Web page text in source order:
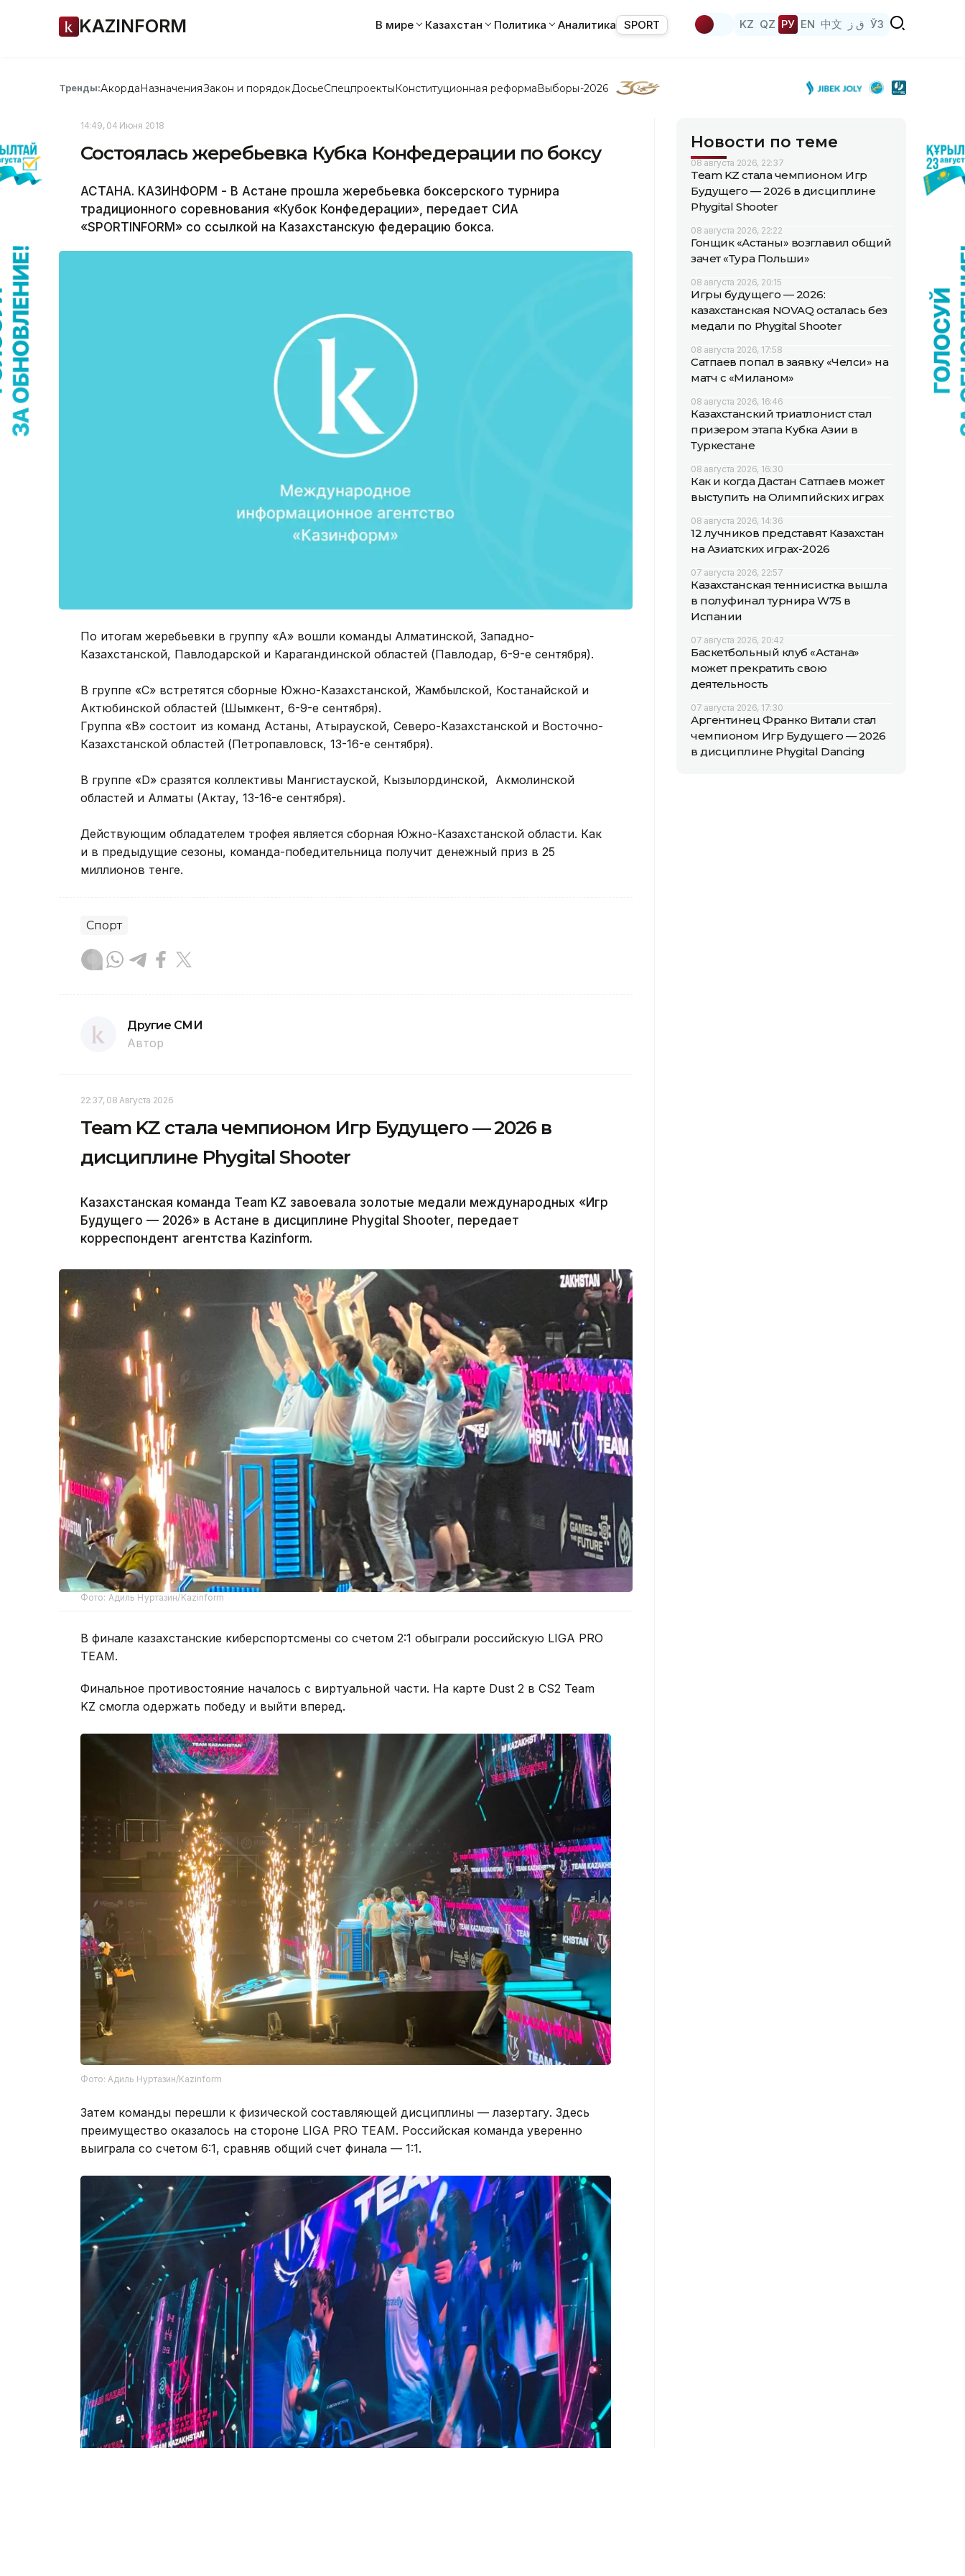
KAZINFORM В мире Казахстан Политика Аналитика SPORT KZ QZ РУ EN 中文 ق ز ЎЗ
Тренды:АкордаНазначенияЗакон и порядок ДосьеСпецпроектыКонституционная реформаВыборы-2026
14:49, 04 Июня 2018
Состоялась жеребьевка Кубка Конфедерации по боксу
АСТАНА. КАЗИНФОРМ - В Астане прошла жеребьевка боксерского турнира
традиционного соревнования «Кубок Конфедерации», передает СИА
«SPORTINFORM» со ссылкой на Казахстанскую федерацию бокса.
По итогам жеребьевки в группу «А» вошли команды Алматинской, Западно-
Казахстанской, Павлодарской и Карагандинской областей (Павлодар, 6-9-е сентября).
В группе «С» встретятся сборные Южно-Казахстанской, Жамбылской, Костанайской и
Актюбинской областей (Шымкент, 6-9-е сентября).
Группа «В» состоит из команд Астаны, Атырауской, Северо-Казахстанской и Восточно-
Казахстанской областей (Петропавловск, 13-16-е сентября).
В группе «D» сразятся коллективы Мангистауской, Кызылординской, Акмолинской
областей и Алматы (Актау, 13-16-е сентября).
Действующим обладателем трофея является сборная Южно-Казахстанской области. Как
и в предыдущие сезоны, команда-победительница получит денежный приз в 25
миллионов тенге.
Спорт
Другие СМИ
Автор
22:37, 08 Августа 2026
Team KZ стала чемпионом Игр Будущего — 2026 в
дисциплине Phygital Shooter
Казахстанская команда Team KZ завоевала золотые медали международных «Игр
Будущего — 2026» в Астане в дисциплине Phygital Shooter, передает
корреспондент агентства Kazinform.
Фото: Адиль Нуртазин/Kazinform
В финале казахстанские киберспортсмены со счетом 2:1 обыграли российскую LIGA PRO
TEAM.
Финальное противостояние началось с виртуальной части. На карте Dust 2 в CS2 Team
KZ смогла одержать победу и выйти вперед.
Фото: Адиль Нуртазин/Kazinform
Затем команды перешли к физической составляющей дисциплины — лазертагу. Здесь
преимущество оказалось на стороне LIGA PRO TEAM. Российская команда уверенно
выиграла со счетом 6:1, сравняв общий счет финала — 1:1.
Новости по теме
08 августа 2026, 22:37
Team KZ стала чемпионом Игр
Будущего — 2026 в дисциплине
Phygital Shooter
08 августа 2026, 22:22
Гонщик «Астаны» возглавил общий
зачет «Тура Польши»
08 августа 2026, 20:15
Игры будущего — 2026:
казахстанская NOVAQ осталась без
медали по Phygital Shooter
08 августа 2026, 17:58
Сатпаев попал в заявку «Челси» на
матч с «Миланом»
08 августа 2026, 16:46
Казахстанский триатлонист стал
призером этапа Кубка Азии в
Туркестане
08 августа 2026, 16:30
Как и когда Дастан Сатпаев может
выступить на Олимпийских играх
08 августа 2026, 14:36
12 лучников представят Казахстан
на Азиатских играх-2026
07 августа 2026, 22:57
Казахстанская теннисистка вышла
в полуфинал турнира W75 в
Испании
07 августа 2026, 20:42
Баскетбольный клуб «Астана»
может прекратить свою
деятельность
07 августа 2026, 17:30
Аргентинец Франко Витали стал
чемпионом Игр Будущего — 2026
в дисциплине Phygital Dancing